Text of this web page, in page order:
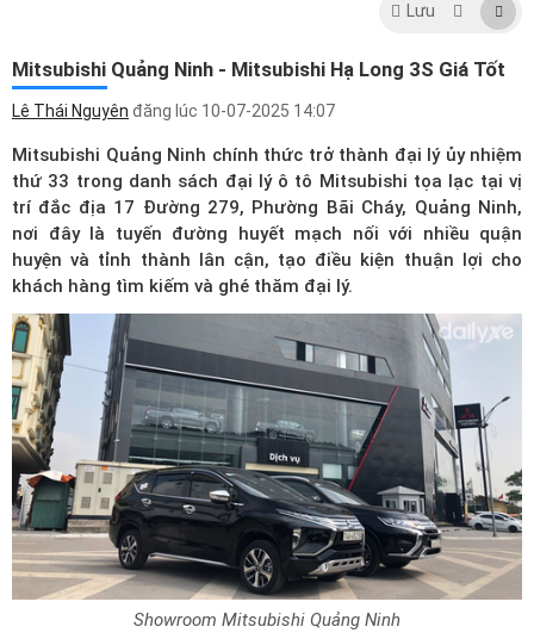
Lưu
Mitsubishi Quảng Ninh - Mitsubishi Hạ Long 3S Giá Tốt
Lê Thái Nguyên đăng lúc 10-07-2025 14:07
Mitsubishi Quảng Ninh chính thức trở thành đại lý ủy nhiệm
thứ 33 trong danh sách đại lý ô tô Mitsubishi tọa lạc tại vị
trí đắc địa 17 Đường 279, Phường Bãi Cháy, Quảng Ninh,
nơi đây là tuyến đường huyết mạch nối với nhiều quận
huyện và tỉnh thành lân cận, tạo điều kiện thuận lợi cho
khách hàng tìm kiếm và ghé thăm đại lý.
Showroom Mitsubishi Quảng Ninh